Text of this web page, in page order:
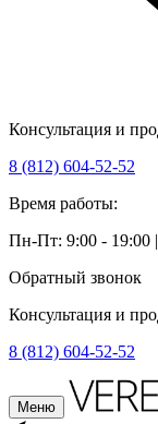
Консультация и
8 (812) 604-52-52
Время работы:
Пн-Пт: 9:00 - 19:00
Обратный звонок
Консультация и
8 (812) 604-52-52
Меню